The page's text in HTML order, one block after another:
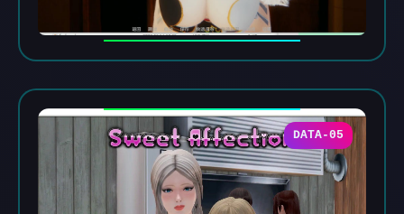
DATA-05